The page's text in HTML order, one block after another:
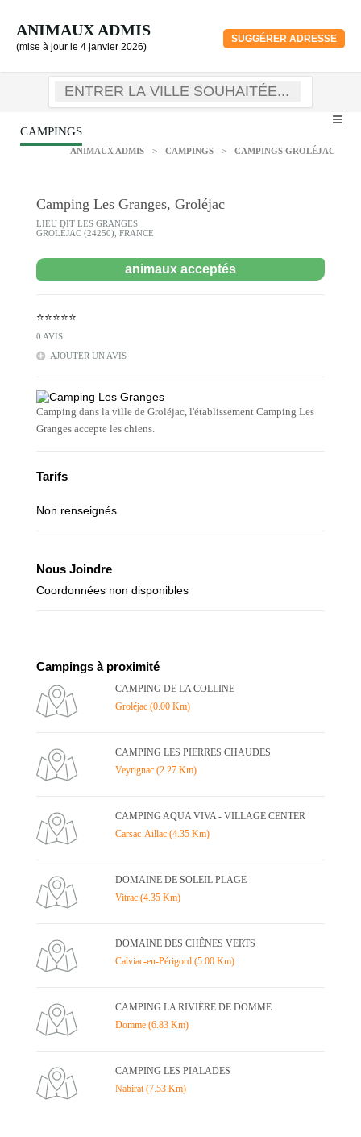
ANIMAUX ADMIS
(mise à jour le 4 janvier 2026)
SUGGÉRER ADRESSE
CAMPINGS
ANIMAUX ADMIS > CAMPINGS > CAMPINGS GROLÉJAC
Camping Les Granges, Groléjac
LIEU DIT LES GRANGES
GROLÉJAC (24250), FRANCE
animaux acceptés
⭐⭐⭐⭐⭐
0 AVIS
AJOUTER UN AVIS
Camping dans la ville de Groléjac, l'établissement Camping Les
Granges accepte les chiens.
Tarifs
Non renseignés
Nous Joindre
Coordonnées non disponibles
Campings à proximité
CAMPING DE LA COLLINE
Groléjac (0.00 Km)
CAMPING LES PIERRES CHAUDES
Veyrignac (2.27 Km)
CAMPING AQUA VIVA - VILLAGE CENTER
Carsac-Aillac (4.35 Km)
DOMAINE DE SOLEIL PLAGE
Vitrac (4.35 Km)
DOMAINE DES CHÊNES VERTS
Calviac-en-Périgord (5.00 Km)
CAMPING LA RIVIÈRE DE DOMME
Domme (6.83 Km)
CAMPING LES PIALADES
Nabirat (7.53 Km)